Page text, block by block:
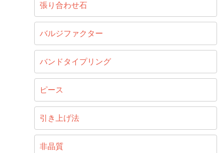
張り合わせ石
バルジファクター
バンドタイプリング
ピース
引き上げ法
非晶質